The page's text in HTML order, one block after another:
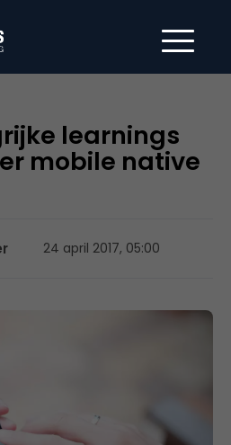
learnings
mobile native
24 april 2017, 05:00